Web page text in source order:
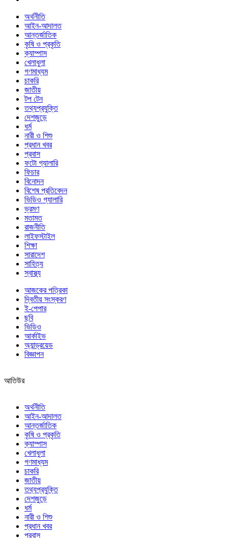
অর্থনীতি
আইন-আদালত
আন্তর্জাতিক
কৃষি ও প্রকৃতি
ক্যাম্পাস
খেলাধুলা
গণমাধ্যম
চাকরি
জাতীয়
টপ টেন
তথ্যপ্রযুক্তি
দেশজুড়ে
ধর্ম
নারী ও শিশু
প্রধান খবর
প্রবাস
ফটো গ্যালারি
ফিচার
বিনোদন
বিশেষ প্রতিবেদন
ভিডিও গ্যালারি
ভ্রমণ
মতামত
রাজনীতি
লাইফস্টাইল
শিক্ষা
সারাদেশ
সাহিত্য
স্বাস্থ্য
আজকের পত্রিকা
দ্বিতীয় সংস্করণ
ই-পেপার
ছবি
ভিডিও
আর্কাইভ
অ্যান্ড্রয়েড
বিজ্ঞাপন
আতিউর
অর্থনীতি
আইন-আদালত
আন্তর্জাতিক
কৃষি ও প্রকৃতি
ক্যাম্পাস
খেলাধুলা
গণমাধ্যম
চাকরি
জাতীয়
তথ্যপ্রযুক্তি
দেশজুড়ে
ধর্ম
নারী ও শিশু
প্রধান খবর
প্রবাস